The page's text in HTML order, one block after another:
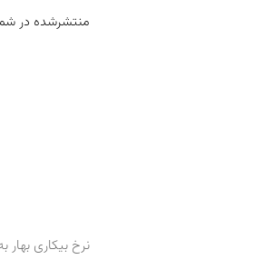
منتشرشده در شماره 100
نرخ بیکاری بهار به 7/10 درصد افزایش